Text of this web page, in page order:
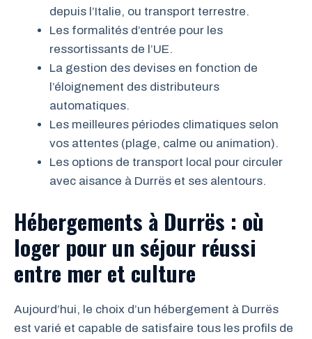
depuis l’Italie, ou transport terrestre.
Les formalités d’entrée pour les
ressortissants de l’UE.
La gestion des devises en fonction de
l’éloignement des distributeurs
automatiques.
Les meilleures périodes climatiques selon
vos attentes (plage, calme ou animation).
Les options de transport local pour circuler
avec aisance à Durrës et ses alentours.
Hébergements à Durrës : où
loger pour un séjour réussi
entre mer et culture
Aujourd’hui, le choix d’un hébergement à Durrës
est varié et capable de satisfaire tous les profils de